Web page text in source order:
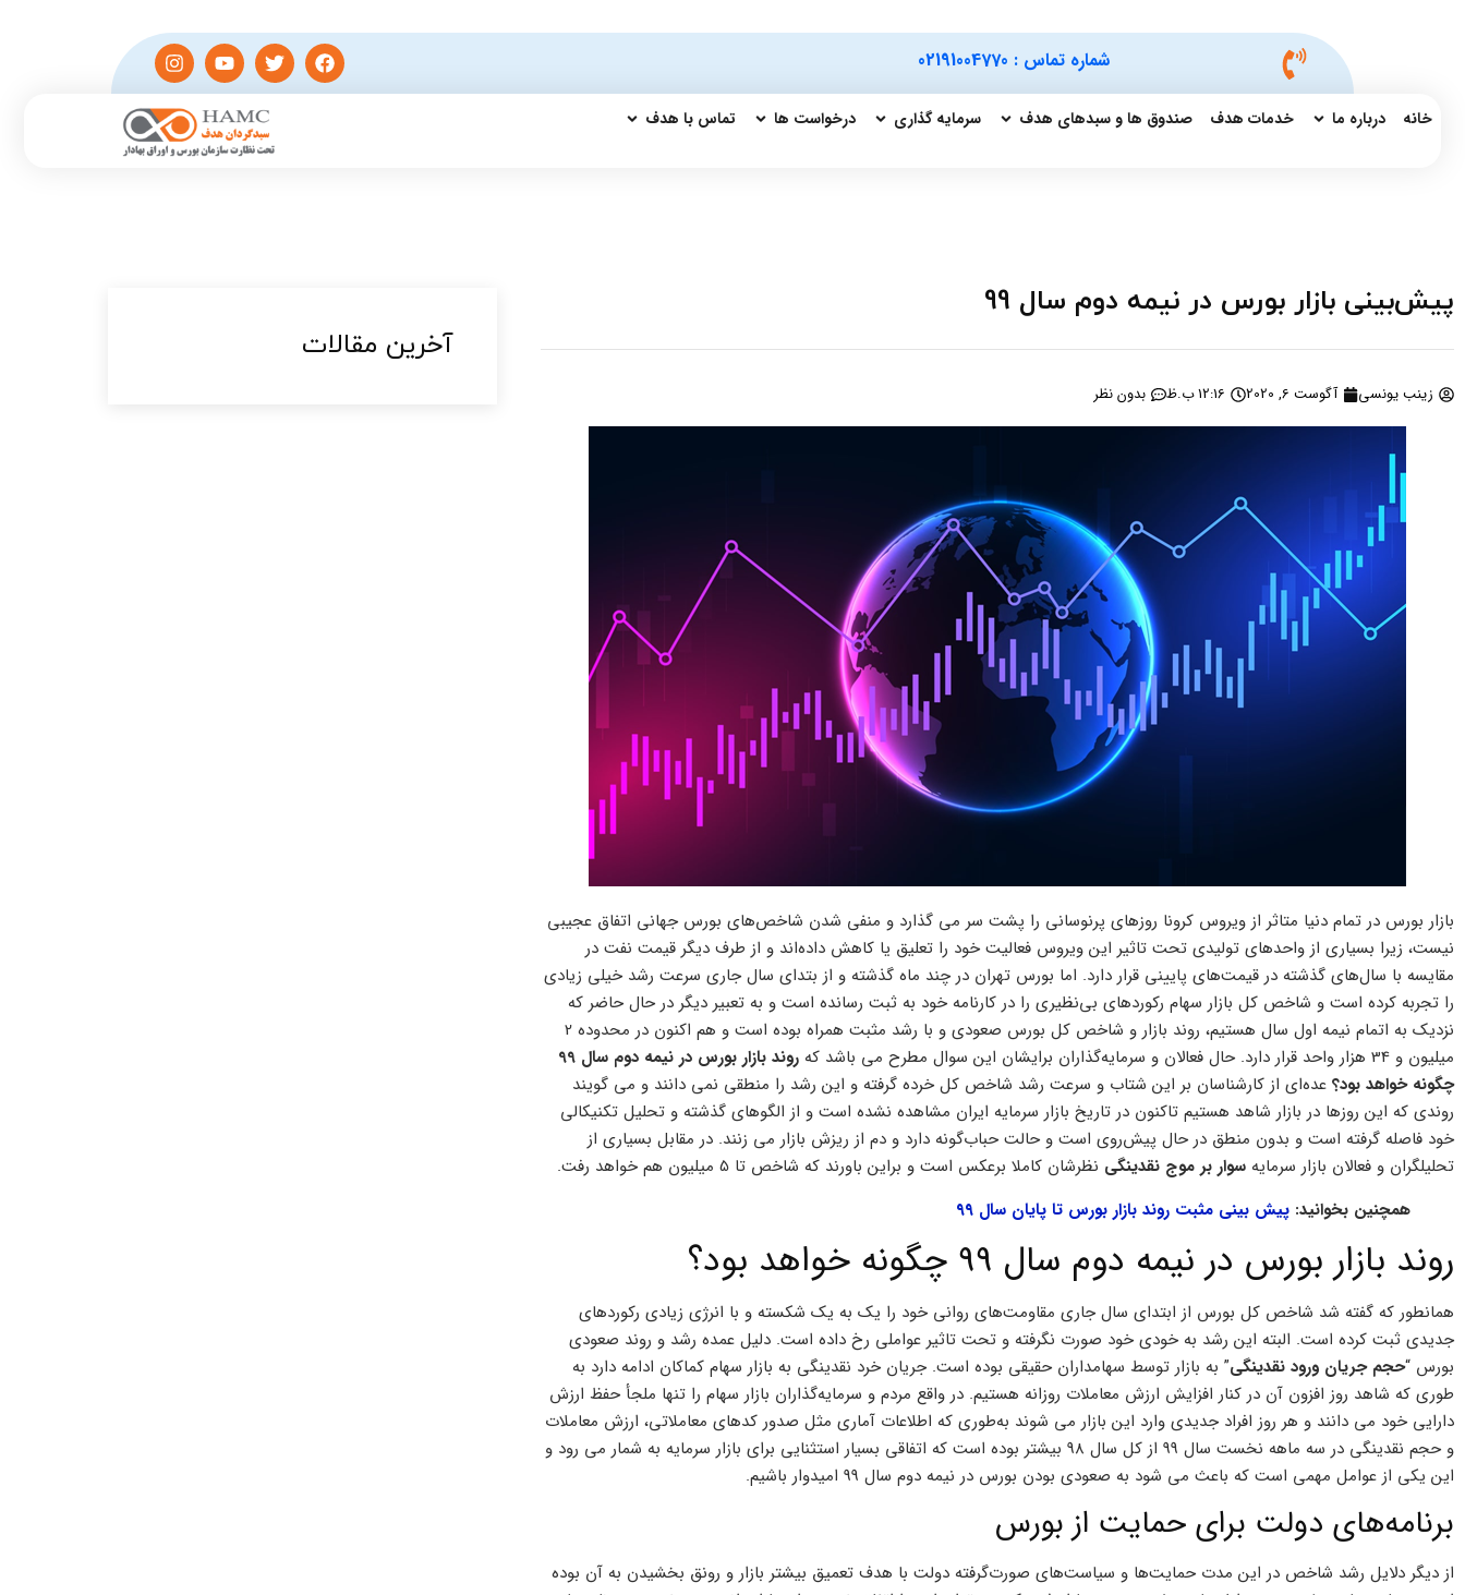
شماره تماس : 02191004770
خانه درباره ما خدمات هدف صندوق ها و سبدهای هدف سرمایه گذاری درخواست ها تماس با هدف
پیش‌بینی بازار بورس در نیمه دوم سال 99
زینب یونسی آگوست 6, 2020 12:16 ب.ظ بدون نظر
بازار بورس در تمام دنیا متاثر از ویروس کرونا روزهای پرنوسانی را پشت سر می گذارد و منفی شدن شاخص‌های بورس جهانی اتفاق عجیبی
نیست، زیرا بسیاری از واحدهای تولیدی تحت تاثیر این ویروس فعالیت خود را تعلیق یا کاهش داده‌اند و از طرف دیگر قیمت نفت در
مقایسه با سال‌های گذشته در قیمت‌های پایینی قرار دارد. اما بورس تهران در چند ماه گذشته و از بتدای سال جاری سرعت رشد خیلی زیادی
را تجربه کرده است و شاخص کل بازار سهام رکوردهای بی‌نظیری را در کارنامه خود به ثبت رسانده است و به تعبیر دیگر در حال حاضر که
نزدیک به اتمام نیمه اول سال هستیم، روند بازار و شاخص کل بورس صعودی و با رشد مثبت همراه بوده است و هم اکنون در محدوده 2
میلیون و 34 هزار واحد قرار دارد. حال فعالان و سرمایه‌گذاران برایشان این سوال مطرح می باشد که
روند بازار بورس در نیمه دوم سال 99
چگونه خواهد بود؟ عده‌ای از کارشناسان بر این شتاب و سرعت رشد شاخص کل خرده گرفته و این رشد را منطقی نمی دانند و می گویند
روندی که این روزها در بازار شاهد هستیم تاکنون در تاریخ بازار سرمایه ایران مشاهده نشده است و از الگوهای گذشته و تحلیل تکنیکالی
خود فاصله گرفته است و بدون منطق در حال پیش‌روی است و حالت حباب‌گونه دارد و دم از ریزش بازار می زنند. در مقابل بسیاری از
تحلیلگران و فعالان بازار سرمایه سوار بر موج نقدینگی نظرشان کاملا برعکس است و براین باورند که شاخص تا 5 میلیون هم خواهد رفت.
همچنین بخوانید: پیش بینی مثبت روند بازار بورس تا پایان سال ۹۹
روند بازار بورس در نیمه دوم سال 99 چگونه خواهد بود؟
همانطور که گفته شد شاخص کل بورس از ابتدای سال جاری مقاومت‌های روانی خود را یک به یک شکسته و با انرژی زیادی رکوردهای
جدیدی ثبت کرده است. البته این رشد به خودی خود صورت نگرفته و تحت تاثیر عواملی رخ داده است. دلیل عمده رشد و روند صعودی
بورس “حجم جریان ورود نقدینگی” به بازار توسط سهامداران حقیقی بوده است. جریان خرد نقدینگی به بازار سهام کماکان ادامه دارد به
طوری که شاهد روز افزون آن در کنار افزایش ارزش معاملات روزانه هستیم. در واقع مردم و سرمایه‌گذاران بازار سهام را تنها ملجأ حفظ ارزش
دارایی خود می دانند و هر روز افراد جدیدی وارد این بازار می شوند به‌طوری که اطلاعات آماری مثل صدور کدهای معاملاتی، ارزش معاملات
و حجم نقدینگی در سه ماهه نخست سال 99 از کل سال 98 بیشتر بوده است که اتفاقی بسیار استثنایی برای بازار سرمایه به شمار می رود و
این یکی از عوامل مهمی است که باعث می شود به صعودی بودن بورس در نیمه دوم سال 99 امیدوار باشیم.
برنامه‌های دولت برای حمایت از بورس
از دیگر دلایل رشد شاخص در این مدت حمایت‌ها و سیاست‌های صورت‌گرفته دولت با هدف تعمیق بیشتر بازار و رونق بخشیدن به آن بوده
آخرین مقالات​